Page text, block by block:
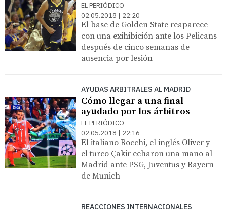
EL PERIÓDICO
02.05.2018 | 22:20
El base de Golden State reaparece
con una exihibición ante los Pelicans
después de cinco semanas de
ausencia por lesión
AYUDAS ARBITRALES AL MADRID
Cómo llegar a una final
ayudado por los árbitros
EL PERIÓDICO
02.05.2018 | 22:16
El italiano Rocchi, el inglés Oliver y
el turco Çakir echaron una mano al
Madrid ante PSG, Juventus y Bayern
de Munich
REACCIONES INTERNACIONALES